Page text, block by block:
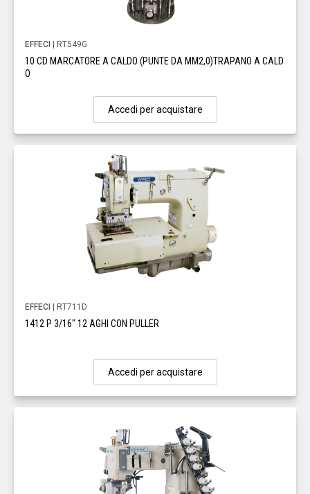
EFFECI | RT549G
10 CD MARCATORE A CALDO (PUNTE DA MM2,0)TRAPANO A CALD
O
Accedi per acquistare
EFFECI | RT711D
1412 P 3/16" 12 AGHI CON PULLER
Accedi per acquistare